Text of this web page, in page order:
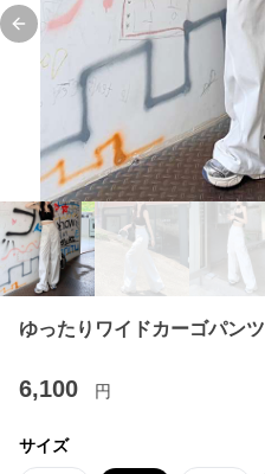
Previous slide
ゆったりワイドカーゴパンツ
6,100 円
サイズ